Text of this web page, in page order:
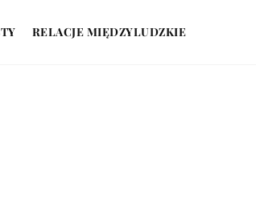
RELACJE MIĘDZYLUDZKIE